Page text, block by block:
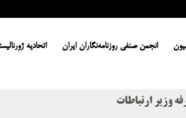
انجمن صنفی روزنامه‌نگاران ایران اتحادیه
وزیر ارتباطات